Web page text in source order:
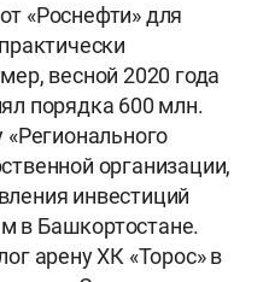
«Роснефти» для
весной 2020 года
порядка 600 млн.
«Регионального
организации,
инвестиций
в Башкортостане.
арену ХК «Торос» в